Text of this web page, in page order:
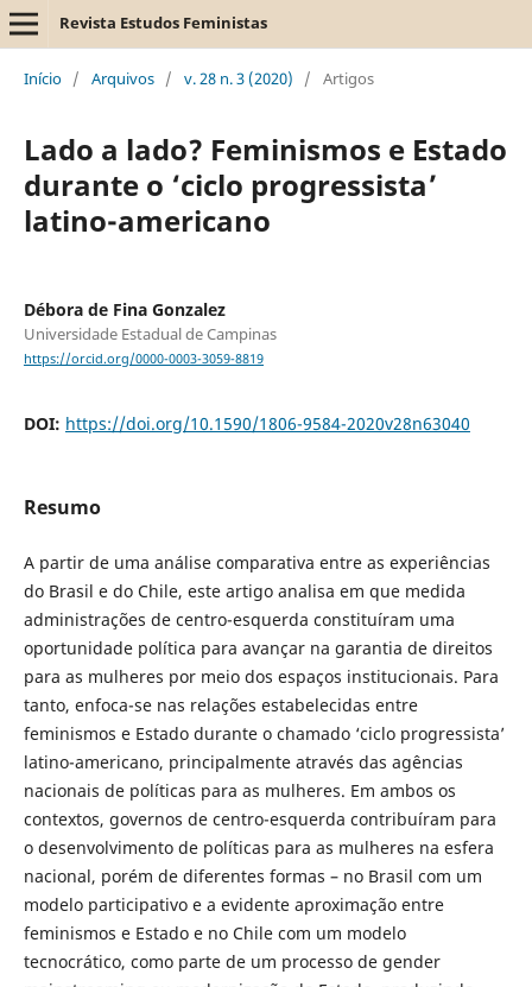
Revista Estudos Feministas
Início / Arquivos / v. 28 n. 3 (2020) / Artigos
Lado a lado? Feminismos e Estado
durante o ‘ciclo progressista’
latino-americano
Débora de Fina Gonzalez
Universidade Estadual de Campinas
https://orcid.org/0000-0003-3059-8819
DOI: https://doi.org/10.1590/1806-9584-2020v28n63040
Resumo
A partir de uma análise comparativa entre as experiências
do Brasil e do Chile, este artigo analisa em que medida
administrações de centro-esquerda constituíram uma
oportunidade política para avançar na garantia de direitos
para as mulheres por meio dos espaços institucionais. Para
tanto, enfoca-se nas relações estabelecidas entre
feminismos e Estado durante o chamado ‘ciclo progressista’
latino-americano, principalmente através das agências
nacionais de políticas para as mulheres. Em ambos os
contextos, governos de centro-esquerda contribuíram para
o desenvolvimento de políticas para as mulheres na esfera
nacional, porém de diferentes formas – no Brasil com um
modelo participativo e a evidente aproximação entre
feminismos e Estado e no Chile com um modelo
tecnocrático, como parte de um processo de gender